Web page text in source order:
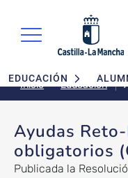
Navegación
EDUCACIÓN
Inicio Educación
Ayudas
obligatorios
Publicada la